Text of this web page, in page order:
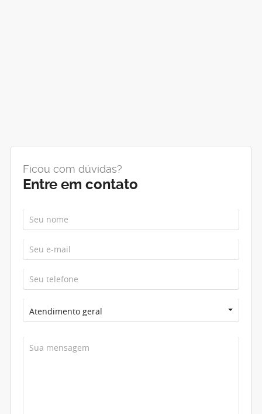
Ficou com dúvidas?
Entre em contato
Atendimento geral